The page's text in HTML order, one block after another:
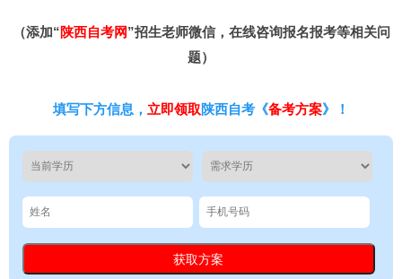
（添加“陕西自考网”招生老师微信，在线咨询报名报考等相关问
题）
填写下方信息， 立即领取陕西自考《备考方案》！